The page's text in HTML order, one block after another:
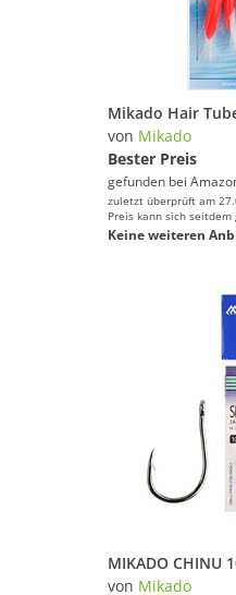
von Mikado
Bester Preis
gefunden bei
zuletzt überprüft am
Preis kann sich seitdem
Keine weiteren
von Mikado